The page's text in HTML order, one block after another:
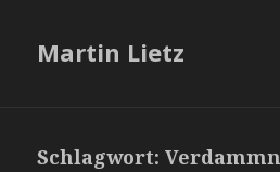
Martin Lietz
Schlagwort: